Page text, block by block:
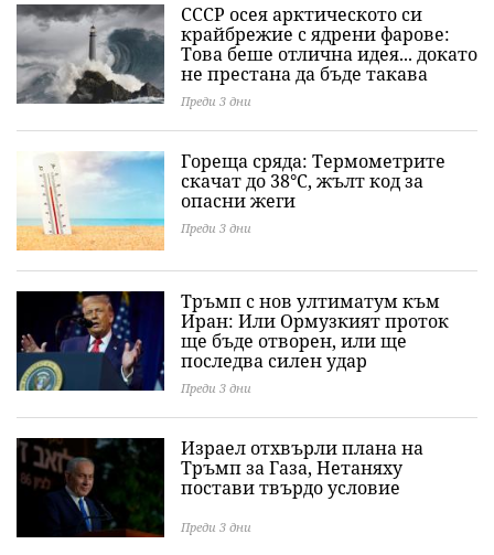
СССР осея арктическото си
крайбрежие с ядрени фарове:
Това беше отлична идея... докато
не престана да бъде такава
Преди 3 дни
Гореща сряда: Термометрите
скачат до 38°C, жълт код за
опасни жеги
Преди 3 дни
Тръмп с нов ултиматум към
Иран: Или Ормузкият проток
ще бъде отворен, или ще
последва силен удар
Преди 3 дни
Израел отхвърли плана на
Тръмп за Газа, Нетаняху
постави твърдо условие
Преди 3 дни